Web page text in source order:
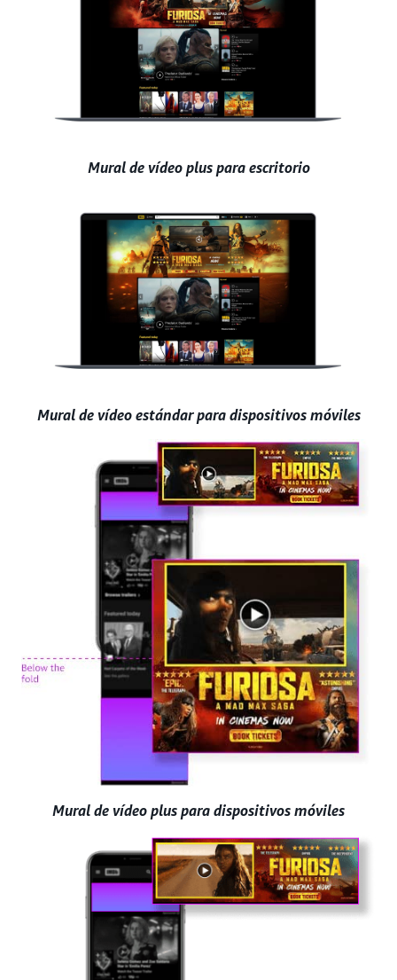
Mural de vídeo plus para escritorio
Mural de vídeo estándar para dispositivos móviles
Mural de vídeo plus para dispositivos móviles